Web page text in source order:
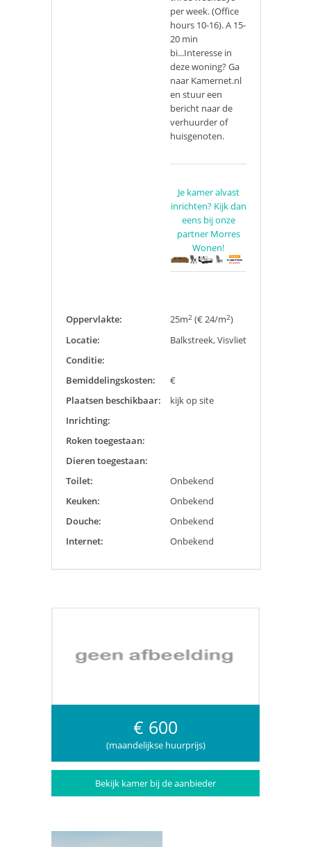
per week. (Office
hours 10-16). A 15-
20 min
bi...Interesse in
deze woning? Ga
naar Kamernet.nl
en stuur een
bericht naar de
verhuurder of
huisgenoten.
Je kamer alvast
inrichten? Kijk dan
eens bij onze
partner Morres
Wonen!
Oppervlakte: 25m2 (€ 24/m2)
Locatie:
Balkstreek, Visvliet
Conditie:
Bemiddelingskosten:
€
Plaatsen beschikbaar:
kijk op site
Inrichting:
Roken toegestaan:
Dieren toegestaan:
Toilet:
Onbekend
Keuken:
Onbekend
Douche:
Onbekend
Internet:
Onbekend
€ 600
(maandelijkse huurprijs)
Bekijk kamer bij de aanbieder